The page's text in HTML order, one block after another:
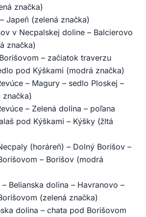
značka)
Japeň (zelená značka)
v Necpalskej doline – Balcierovo
značka)
– začiatok traverzu
pod Kýškami (modrá značka)
– Magury – sedlo Ploskej –
značka)
– Zelená dolina – poľana
pod Kýškami – Kýšky (žltá
(horáreň) – Dolný Borišov –
– Borišov (modrá
Belianska dolina – Havranovo –
(zelená značka)
dolina – chata pod Borišovom